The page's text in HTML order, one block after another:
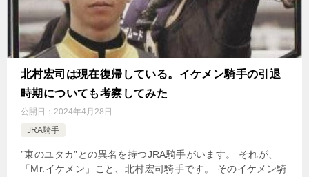
北村宏司は現在復帰している。イケメン騎手の引退
時期についても考察してみた
公開日： 2024年4月28日
JRA騎手
”東のユタカ”との異名を持つJRA騎手がいます。 それが、
「Mr.イケメン」こと、北村宏司騎手です。 そのイケメン騎